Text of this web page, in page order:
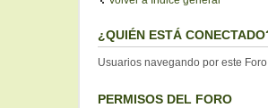
¿QUIÉN ESTÁ
Usuarios navegando por este
PERMISOS DEL FORO